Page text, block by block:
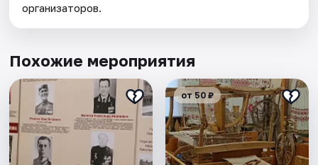
организаторов.
Похожие мероприятия
от 50 ₽